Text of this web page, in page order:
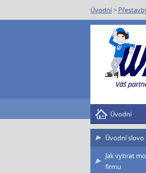
Úvodní slovo
Jak vybrat
firmu
Úvodní>
Úvodní